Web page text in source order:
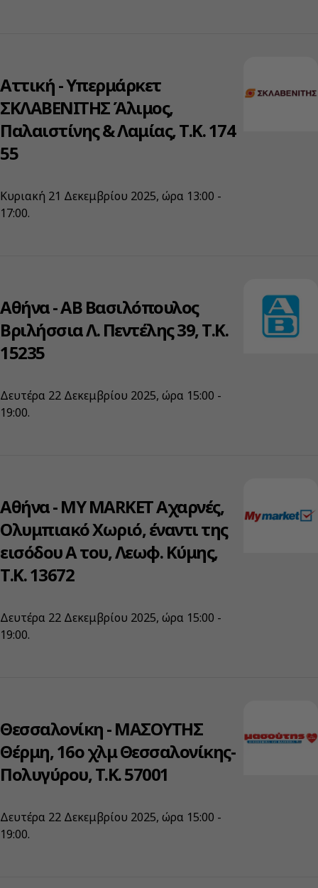
Αττική - Υπερμάρκετ
ΣΚΛΑΒΕΝΙΤΗΣ Άλιμος,
Παλαιστίνης & Λαμίας, Τ.Κ. 174
55
Κυριακή 21 Δεκεμβρίου 2025, ώρα 13:00 -
17:00.
Αθήνα - ΑΒ Βασιλόπουλος
Βριλήσσια Λ. Πεντέλης 39, Τ.Κ.
15235
Δευτέρα 22 Δεκεμβρίου 2025, ώρα 15:00 -
19:00.
Αθήνα - ΜΥ ΜARKET Αχαρνές,
Ολυμπιακό Χωριό, έναντι της
εισόδου Α του, Λεωφ. Κύμης,
Τ.Κ. 13672
Δευτέρα 22 Δεκεμβρίου 2025, ώρα 15:00 -
19:00.
Θεσσαλονίκη - ΜΑΣΟΥΤΗΣ
Θέρμη, 16ο χλμ Θεσσαλονίκης-
Πολυγύρου, Τ.Κ. 57001
Δευτέρα 22 Δεκεμβρίου 2025, ώρα 15:00 -
19:00.